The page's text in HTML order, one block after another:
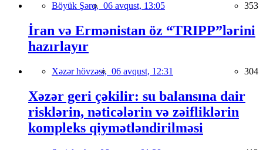
Böyük Şərq, 06 avqust, 13:05 353
İran və Ermənistan öz “TRIPP”lərini
hazırlayır
Xəzər hövzəsi, 06 avqust, 12:31 304
Xəzər geri çəkilir: su balansına dair
risklərin, nəticələrin və zəifliklərin
kompleks qiymətləndirilməsi